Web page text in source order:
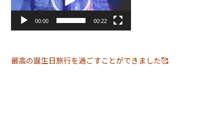
ヤ
00:00 00:22
最高の誕生日旅行を過ごすことができました🥰